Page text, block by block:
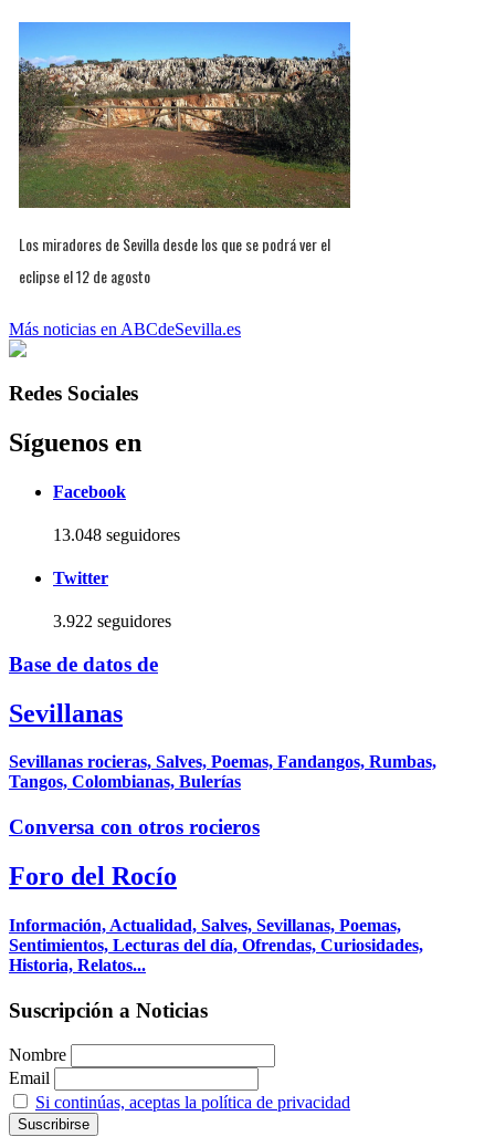
Los miradores de Sevilla desde los que se podrá ver el
eclipse el 12 de agosto
Más noticias en ABCdeSevilla.es
Redes Sociales
Síguenos en
Facebook
13.048 seguidores
Twitter
3.922 seguidores
Base de datos de
Sevillanas
Sevillanas rocieras, Salves, Poemas, Fandangos, Rumbas,
Tangos, Colombianas, Bulerías
Conversa con otros rocieros
Foro del Rocío
Información, Actualidad, Salves, Sevillanas, Poemas,
Sentimientos, Lecturas del día, Ofrendas, Curiosidades,
Historia, Relatos...
Suscripción a Noticias
Nombre
Email
Si continúas, aceptas la política de privacidad